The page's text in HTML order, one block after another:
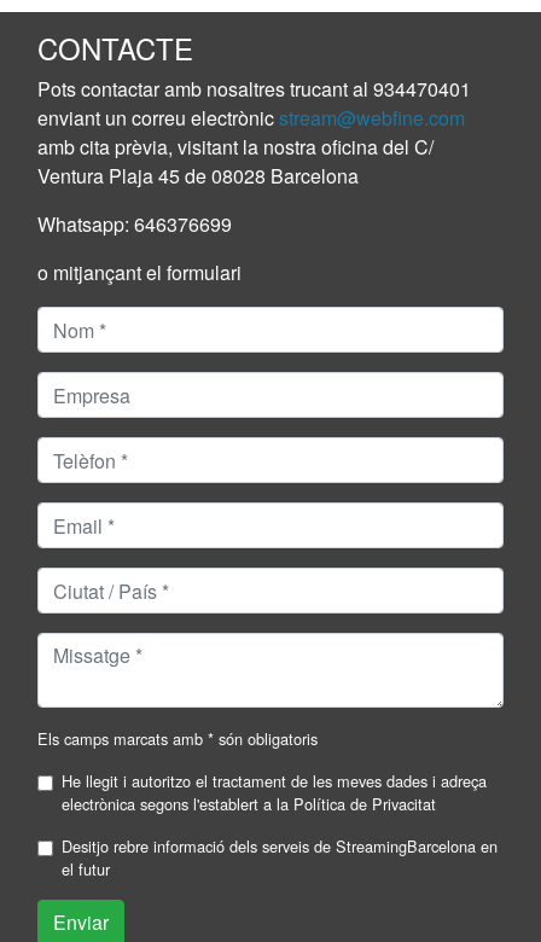
CONTACTE
Pots contactar amb nosaltres trucant al 934470401
enviant un correu electrònicstream@webfine.com
amb cita prèvia, visitant la nostra oficina del C/
Ventura Plaja 45 de 08028 Barcelona
Whatsapp: 646376699
o mitjançant el formulari
Els camps marcats amb * són obligatoris
He llegit i autoritzo el tractament de les meves dades i adreça
electrònica segons l'establert a la Política de Privacitat
Desitjo rebre informació dels serveis de StreamingBarcelona en
el futur